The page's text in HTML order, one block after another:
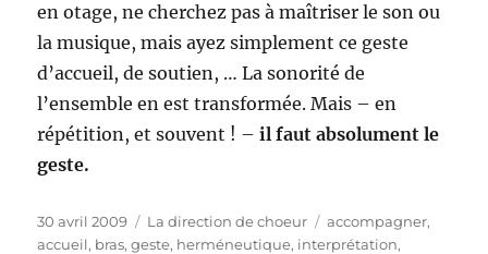
en otage, ne cherchez pas à maîtriser le son ou
la musique, mais ayez simplement ce geste
d’accueil, de soutien, … La sonorité de
l’ensemble en est transformée. Mais – en
répétition, et souvent ! –il faut absolument le
geste.
Publié
le
30 avril 2009 Catégories
La direction de choeur Étiquettes
accompagner,
accueil, bras,geste, herméneutique, interprétation,